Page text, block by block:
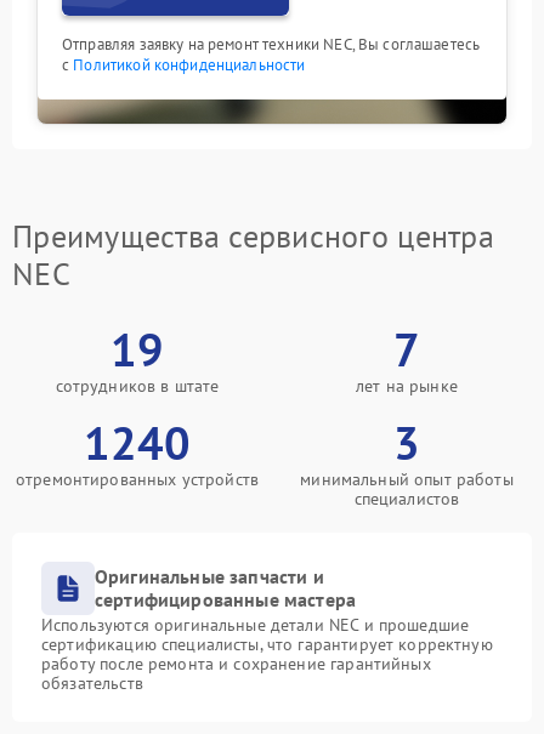
Отправляя заявку на ремонт техники NEC, Вы соглашаетесь
с Политикой конфиденциальности
Преимущества сервисного центра
NEC
19
сотрудников в штате
7
лет на рынке
1240
отремонтированных устройств
3
минимальный опыт работы
специалистов
Оригинальные запчасти и
сертифицированные мастера
Используются оригинальные детали NEC и прошедшие
сертификацию специалисты, что гарантирует корректную
работу после ремонта и сохранение гарантийных
обязательств